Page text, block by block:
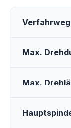
Max.
Max.